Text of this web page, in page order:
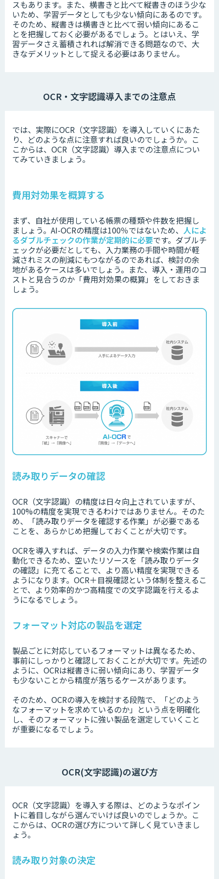
スもあります。また、横書きと比べて縦書きのほう少な
いため、学習データとしても少ない傾向にあるのです。
そのため、縦書きは横書きと比べて弱い傾向にあるこ
とを把握しておく必要があるでしょう。とはいえ、学
習データさえ蓄積されれば解消できる問題なので、大
きなデメリットとして捉える必要はありません。
OCR・文字認識導入までの注意点
では、実際にOCR（文字認識）を導入していくにあた
り、どのような点に注意すれば良いのでしょうか。こ
こからは、OCR（文字認識）導入までの注意点につい
てみていきましょう。
費用対効果を概算する
まず、自社が使用している帳票の種類や件数を把握し
ましょう。 AI-OCRの精度は100％ではないため、 人によ
るダブルチェックの作業が定期的に必要です。 ダブルチ
ェックが必要だとしても、入力業務の手間や時間が軽
減されミスの削減にもつながるのであれば、検討の余
地があるケースは多いでしょう。 また、導入・運用のコ
ストと見合うのか「費用対効果の概算」をしておきま
しょう。
読み取りデータの確認
OCR（文字認識）の精度は日々向上されていますが、
100%の精度を実現できるわけではありません。そのた
め、「読み取りデータを確認する作業」が必要である
ことを、あらかじめ把握しておくことが大切です。
OCRを導入すれば、データの入力作業や検索作業は自
動化できるため、空いたリソースを「読み取りデータ
の確認」に充てることで、より高い精度を実現できる
ようになります。OCR＋目視確認という体制を整えるこ
とで、より効率的かつ高精度での文字認識を行えるよ
うになるでしょう。
フォーマット対応の製品を選定
製品ごとに対応しているフォーマットは異なるため、
事前にしっかりと確認しておくことが大切です。先述の
ように、OCRは縦書きに弱い傾向にあり、学習データ
も少ないことから精度が落ちるケースがあります。
そのため、OCRの導入を検討する段階で、「どのよう
なフォーマットを求めているのか」という点を明確化
し、そのフォーマットに強い製品を選定していくこと
が重要になるでしょう。
OCR(文字認識)の選び方
OCR（文字認識）を導入する際は、どのようなポイン
トに着目しながら選んでいけば良いのでしょうか。こ
こからは、OCRの選び方について詳しく見ていきまし
ょう。
読み取り対象の決定